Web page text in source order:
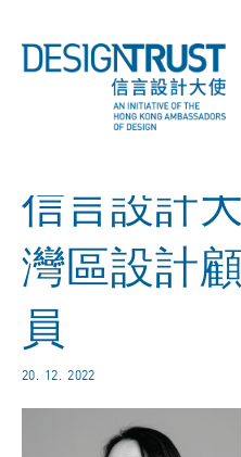
信言設計
灣區設計
員
20. 12. 2022